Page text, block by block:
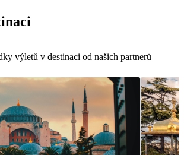
výletů v destinaci od našich partnerů